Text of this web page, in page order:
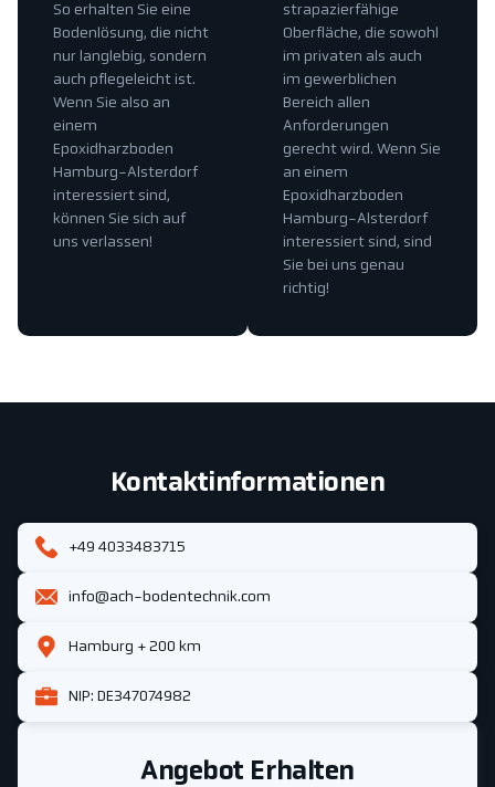
strapazierfähige
Oberfläche, die sowohl
im privaten als auch
im gewerblichen
Bereich allen
Anforderungen
gerecht wird. Wenn Sie
an einem
Epoxidharzboden
Hamburg-Alsterdorf
interessiert sind, sind
Sie bei uns genau
richtig!
So erhalten Sie eine
Bodenlösung, die nicht
nur langlebig, sondern
auch pflegeleicht ist.
Wenn Sie also an
einem
Epoxidharzboden
Hamburg-Alsterdorf
interessiert sind,
können Sie sich auf
uns verlassen!
Angebot Erhalten
Kontaktinformationen
+49 4033483715
info@ach-bodentechnik.com
Hamburg + 200 km
NIP: DE347074982